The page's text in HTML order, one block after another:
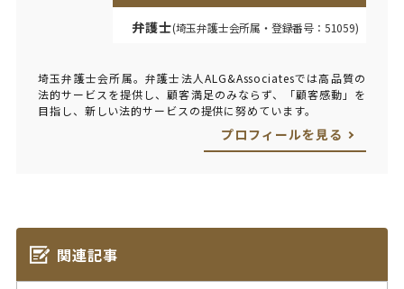
弁護士(埼玉弁護士会所属・登録番号：51059)
埼玉弁護士会所属。弁護士法人ALG&Associatesでは高品質の
法的サービスを提供し、顧客満足のみならず、「顧客感動」を
目指し、新しい法的サービスの提供に努めています。
プロフィールを見る
関連記事